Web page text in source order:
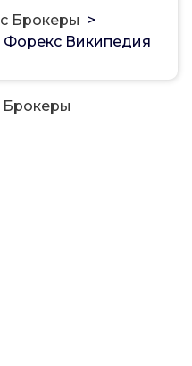
Брокеры >
Википедия